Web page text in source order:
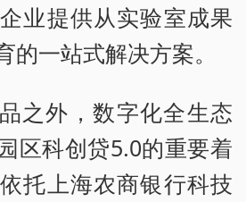
业提供从实验室成果
的一站式解决方案。
之外，数字化全生态
区科创贷5.0的重要着
托上海农商银行科技